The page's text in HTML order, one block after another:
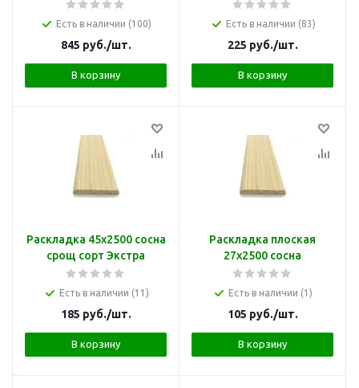
Есть в наличии (100)
845 руб./шт.
В корзину
Есть в наличии (83)
225 руб./шт.
В корзину
Раскладка 45х2500 сосна
срощ сорт Экстра
Есть в наличии (11)
185 руб./шт.
В корзину
Раскладка плоская
27х2500 сосна
Есть в наличии (1)
105 руб./шт.
В корзину